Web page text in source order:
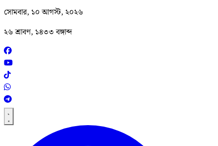
সোমবার, ১০ আগস্ট, ২০২৬
২৬ শ্রাবণ, ১৪৩৩ বঙ্গাব্দ